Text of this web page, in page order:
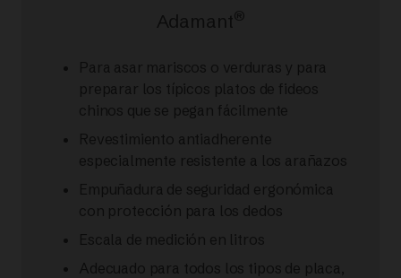
Adamant®
Para asar mariscos o verduras y para
preparar los típicos platos de fideos
chinos que se pegan fácilmente
Revestimiento antiadherente
especialmente resistente a los arañazos
Empuñadura de seguridad ergonómica
con protección para los dedos
Escala de medición en litros
Adecuado para todos los tipos de placa,